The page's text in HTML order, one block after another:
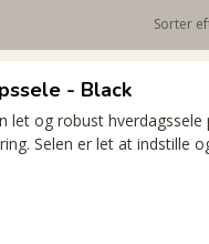
Sorter
- Black
let og robust
Selen er let at indstille